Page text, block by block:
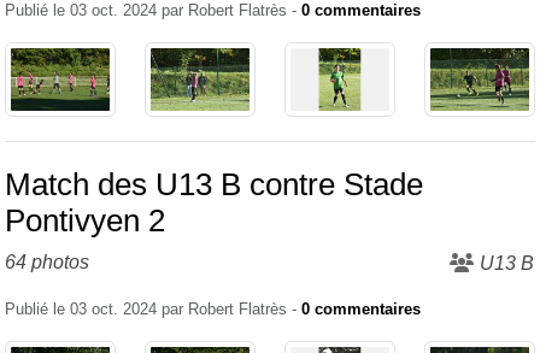
Publié le 03 oct. 2024 par Robert Flatrès - 0 commentaires
Match des U13 B contre Stade
Pontivyen 2
64 photos U13 B
Publié le 03 oct. 2024 par Robert Flatrès - 0 commentaires